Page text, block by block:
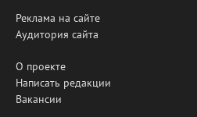
Реклама на сайте
Аудитория сайта
О проекте
Написать редакции
Вакансии